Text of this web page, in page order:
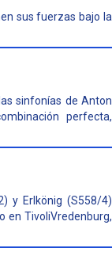
sus fuerzas bajo la
sinfonías de Anton
perfecta,
y Erlkönig (S558/4)
en TivoliVredenburg,